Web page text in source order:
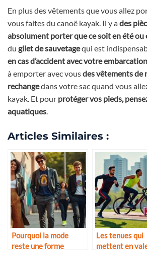
En plus des vêtements que vous allez
vous faites du canoë kayak. Il y ades
absolument porter que ce soit en été ou
du gilet de sauvetagequi est
en cas d’accident avec votre embarcation
à emporter avec vousdes vêtements de
rechangedans votre sac quand vous
kayak. Et pour protéger vos pieds,
aquatiques.
Articles Similaires :
Pourquoi la mode
reste une forme
Les tenues qui
mettent en